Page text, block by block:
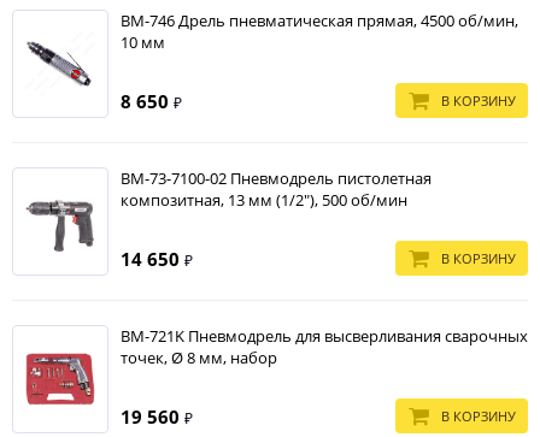
BM-746 Дрель пневматическая прямая, 4500 об/мин,
10 мм
8 650 ₽ В КОРЗИНУ
BM-73-7100-02 Пневмодрель пистолетная
композитная, 13 мм (1/2"), 500 об/мин
14 650 ₽ В КОРЗИНУ
BM-721K Пневмодрель для высверливания сварочных
точек, Ø 8 мм, набор
19 560 ₽ В КОРЗИНУ